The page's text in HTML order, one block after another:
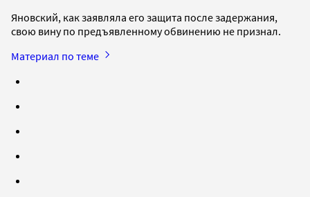
Яновский, как заявляла его защита после задержания,
свою вину по предъявленному обвинению не признал.
Материал по теме